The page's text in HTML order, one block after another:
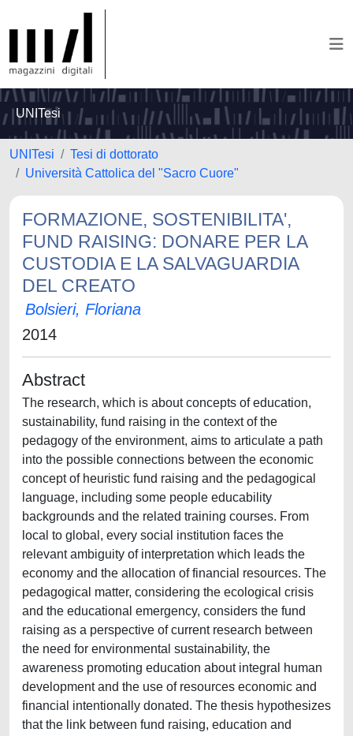
UNITesi
UNITesi
Tesi di dottorato
Università Cattolica del "Sacro Cuore"
FORMAZIONE, SOSTENIBILITA',
FUND RAISING: DONARE PER LA
CUSTODIA E LA SALVAGUARDIA
DEL CREATO
Bolsieri, Floriana
2014
Abstract
The research, which is about concepts of education,
sustainability, fund raising in the context of the
pedagogy of the environment, aims to articulate a path
into the possible connections between the economic
concept of heuristic fund raising and the pedagogical
language, including some people educability
backgrounds and the related training courses. From
local to global, every social institution faces the
relevant ambiguity of interpretation which leads the
economy and the allocation of financial resources. The
pedagogical matter, considering the ecological crisis
and the educational emergency, considers the fund
raising as a perspective of current research between
the need for environmental sustainability, the
awareness promoting education about integral human
development and the use of resources economic and
financial intentionally donated. The thesis hypothesizes
that the link between fund raising, education and